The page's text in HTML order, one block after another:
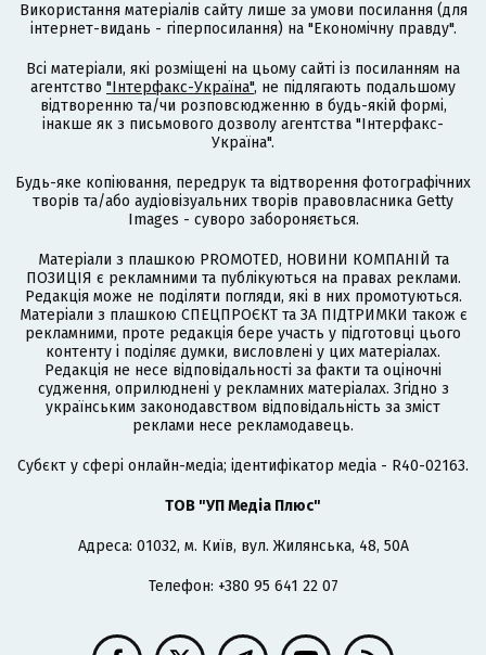
Використання матеріалів сайту лише за умови посилання (для
інтернет-видань - гіперпосилання) на "Економічну правду".
Всі матеріали, які розміщені на цьому сайті із посиланням на
агентство "Інтерфакс-Україна", не підлягають подальшому
відтворенню та/чи розповсюдженню в будь-якій формі,
інакше як з письмового дозволу агентства "Інтерфакс-
Україна".
Будь-яке копіювання, передрук та відтворення фотографічних
творів та/або аудіовізуальних творів правовласника Getty
Images - суворо забороняється.
Матеріали з плашкою PROMOTED, НОВИНИ КОМПАНІЙ та
ПОЗИЦІЯ є рекламними та публікуються на правах реклами.
Редакція може не поділяти погляди, які в них промотуються.
Матеріали з плашкою СПЕЦПРОЄКТ та ЗА ПІДТРИМКИ також є
рекламними, проте редакція бере участь у підготовці цього
контенту і поділяє думки, висловлені у цих матеріалах.
Редакція не несе відповідальності за факти та оціночні
судження, оприлюднені у рекламних матеріалах. Згідно з
українським законодавством відповідальність за зміст
реклами несе рекламодавець.
Cубєкт у сфері онлайн-медіа; ідентифікатор медіа - R40-02163.
ТОВ "УП Медіа Плюс"
Адреса: 01032, м. Київ, вул. Жилянська, 48, 50А
Телефон: +380 95 641 22 07